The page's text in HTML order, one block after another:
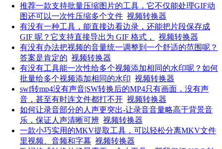
推荐一款支持批量压缩图片的工具，它不仅能处理GIF动
图还可以一次性压缩多个文件 视频转换器
有没有一种工具，能直接边看边录，还能把片段保存成
GIF 呢？它支持直接导出为 GIF 格式，
视频转换器
有没有办法把视频的音量统一调整到一个舒适的范围呢？
答案是肯定的 视频转换器
有没有工具能一次性给多个视频添加相同的水印呢？如何
批量给多个视频添加相同的水印 视频转换器
swf转mp4没有声音|SW转换后的MP4只有画面，没有声
音，甚至有时连文件都打不开 视频转换器
如何让录音部分的人声更突出-让录音音量略高于背景音
乐，保证人声清晰可辨 视频转换器
一款小巧实用的MKV提取工具，可以轻松分离MKV文件
里视频、音频和字幕 视频转换器